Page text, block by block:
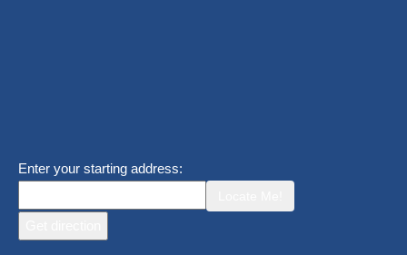
Enter your starting address: